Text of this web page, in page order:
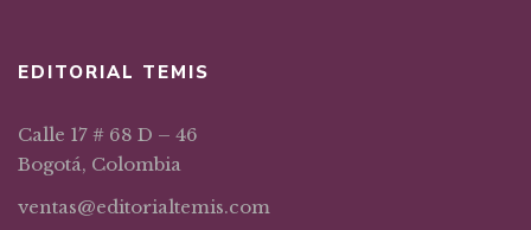
EDITORIAL TEMIS
Calle 17 # 68 D – 46
Bogotá, Colombia
ventas@editorialtemis.com